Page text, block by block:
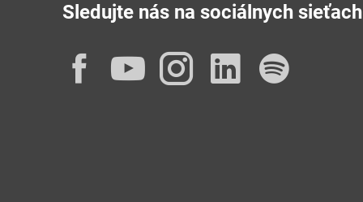
Sledujte nás na sociálnych sieťach
Facebook
YouTube
Instagram
LinkedIn